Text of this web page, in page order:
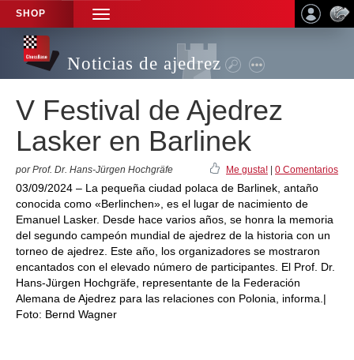
SHOP
TOGGLE
NAVIGATION
Noticias de ajedrez
V Festival de Ajedrez
Lasker en Barlinek
por Prof. Dr. Hans-Jürgen Hochgräfe Me gusta! 0 Comentarios
03/09/2024 – La pequeña ciudad polaca de Barlinek, antaño
conocida como «Berlinchen», es el lugar de nacimiento de
Emanuel Lasker. Desde hace varios años, se honra la memoria
del segundo campeón mundial de ajedrez de la historia con un
torneo de ajedrez. Este año, los organizadores se mostraron
encantados con el elevado número de participantes. El Prof. Dr.
Hans-Jürgen Hochgräfe, representante de la Federación
Alemana de Ajedrez para las relaciones con Polonia, informa.|
Foto: Bernd Wagner